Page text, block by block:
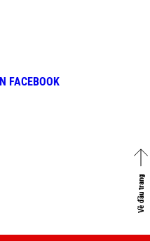
FACEBOOK
Về đầu trang